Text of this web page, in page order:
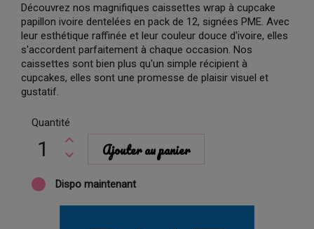
Découvrez nos magnifiques caissettes wrap à cupcake
papillon ivoire dentelées en pack de 12, signées PME. Avec
leur esthétique raffinée et leur couleur douce d'ivoire, elles
s'accordent parfaitement à chaque occasion. Nos
caissettes sont bien plus qu'un simple récipient à
cupcakes, elles sont une promesse de plaisir visuel et
gustatif.
Quantité
Ajouter au panier
Dispo maintenant